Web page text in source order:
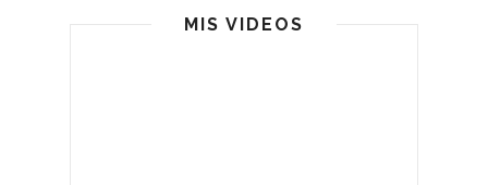
MIS VIDEOS